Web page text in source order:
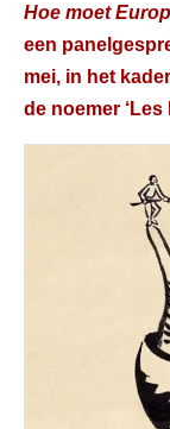
Hoe moet
een
mei, in het
de noemer ‘Les